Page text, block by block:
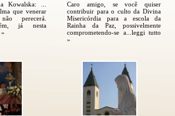
Kowalska: ...
que venerar
perecerá.
já nesta
Caro amigo, se você quiser
contribuir para o culto da Divina
Misericórdia para a escola da
Rainha da Paz, possivelmente
comprometendo-se a...leggi tutto
»